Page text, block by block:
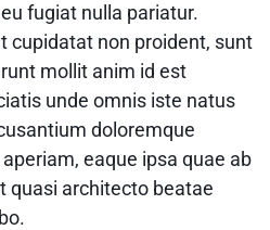
fugiat nulla pariatur.
cupidatat non proident, sunt
mollit anim id est
unde omnis iste natus
doloremque
eaque ipsa quae ab
quasi architecto beatae